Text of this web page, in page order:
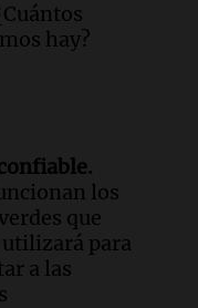
hay?
los
que
utilizará para
a las